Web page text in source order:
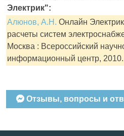
Электрик":
Алюнов, А.Н. Онлайн
расчеты систем
Москва : Всероссийский
информационный центр,
Отзывы, вопросы и